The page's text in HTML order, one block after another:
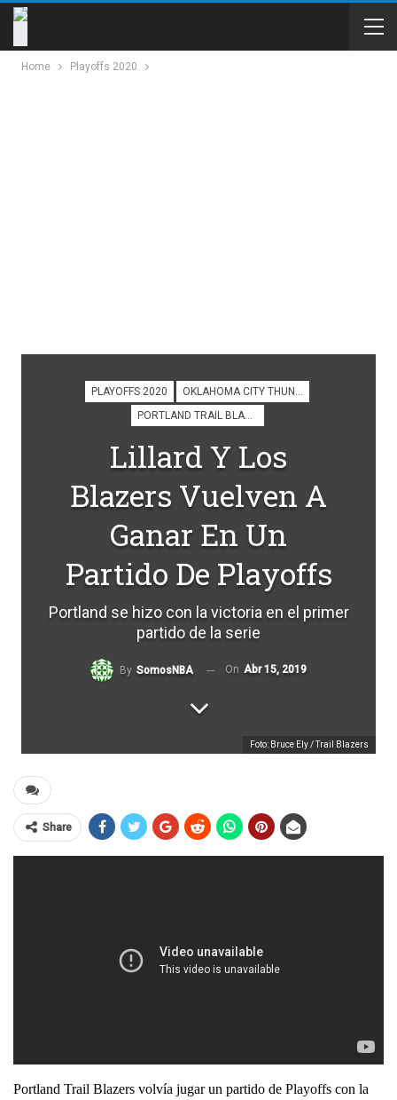
Home Playoffs 2020
PLAYOFFS 2020
OKLAHOMA CITY THUNDER
PORTLAND TRAIL BLAZERS
Lillard Y Los
Blazers Vuelven A
Ganar En Un
Partido De Playoffs
Portland se hizo con la victoria en el primer
partido de la serie
By SomosNBA On Abr 15, 2019
Foto: Bruce Ely / Trail Blazers
Share
Portland Trail Blazers volvía jugar un partido de Playoffs con la